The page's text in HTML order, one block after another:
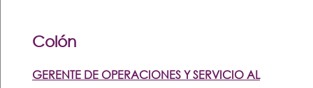
Colón
GERENTE DE OPERACIONES Y SERVICIO AL